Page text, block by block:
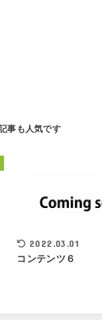
2022.03.01
コンテンツ６